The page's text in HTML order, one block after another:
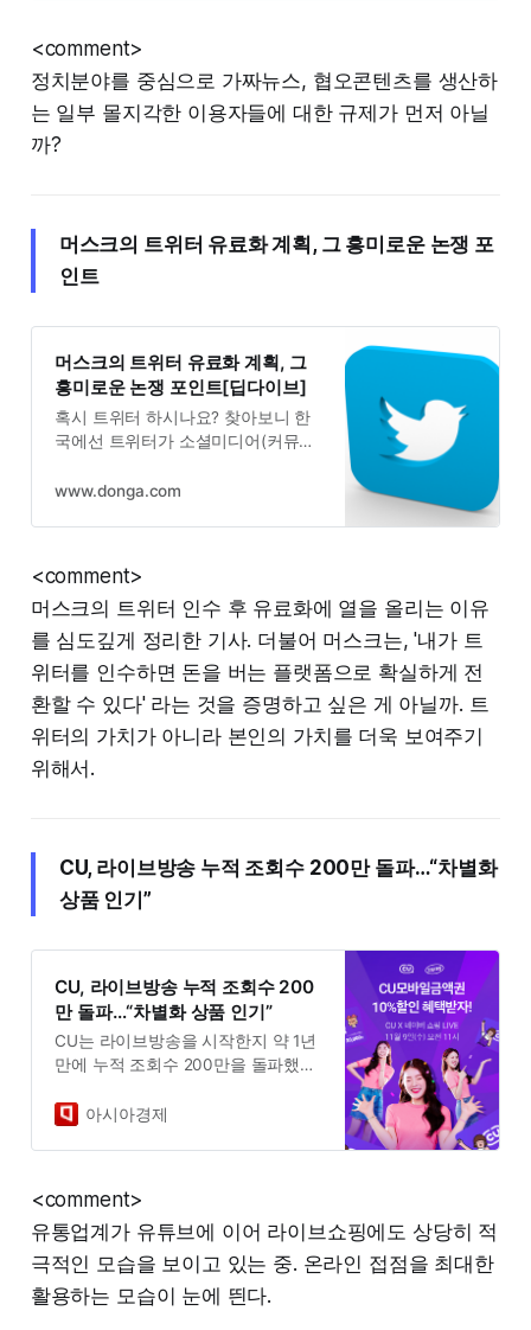
내고 있기 때문이다. 국가인권위원회
오표현’을 “성별, 장애,...
<comment>
정치분야를 중심으로 가짜뉴스, 협오콘텐츠를 생산하
는 일부 몰지각한 이용자들에 대한 규제가 먼저 아닐
까?
머스크의 트위터 유료화 계획, 그 흥미로운 논쟁 포
인트
머스크의 트위터 유료화 계획, 그
흥미로운 논쟁 포인트[딥다이브]
혹시 트위터 하시나요? 찾아보니 한
국에선 트위터가 소셜미디어(커뮤니
기준. 밴드∙인스타그램∙페이스북∙카
www.donga.com
<comment>
머스크의 트위터 인수 후 유료화에 열을 올리는 이유
를 심도깊게 정리한 기사. 더불어 머스크는, '내가 트
위터를 인수하면 돈을 버는 플랫폼으로 확실하게 전
환할 수 있다' 라는 것을 증명하고 싶은 게 아닐까. 트
위터의 가치가 아니라 본인의 가치를 더욱 보여주기
위해서.
CU, 라이브방송 누적 조회수 200만 돌파…“차별화
상품 인기”
CU, 라이브방송 누적 조회수 200
만 돌파…“차별화 상품 인기”
CU는 라이브방송을 시작한지 약 1년
만에 누적 조회수 200만을 돌파했다
다양한 홈쇼핑, 라이브커머스 플랫폼
월부터 시작한 네이버 쇼핑라이브 방
송은 최고 조회수 43만, 회당 평균 조
회수 25만을 기록했다. 전체 주문 고
객 10명 중 4명 이상이 재구매 고객
일 정
아시아경제
<comment>
유통업계가 유튜브에 이어 라이브쇼핑에도 상당히 적
극적인 모습을 보이고 있는 중. 온라인 접점을 최대한
활용하는 모습이 눈에 띈다.